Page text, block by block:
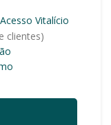
Acesso Vitalício
clientes)